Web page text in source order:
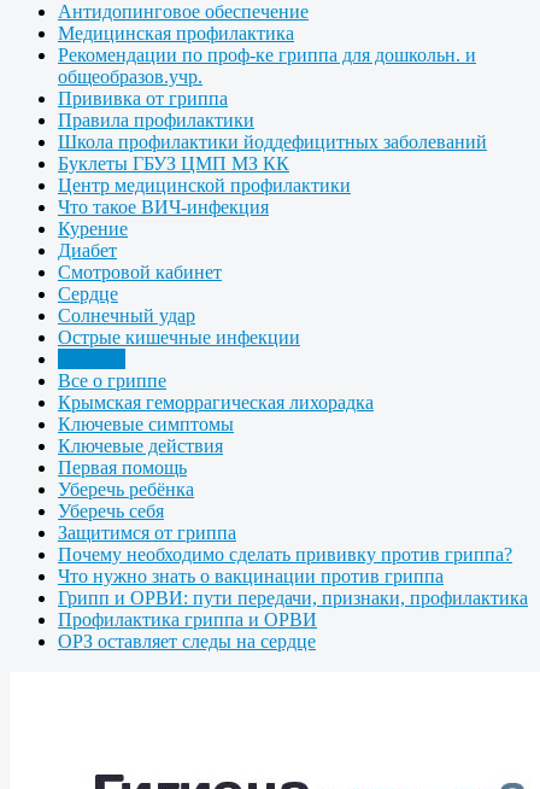
Антидопинговое обеспечение
Медицинская профилактика
Рекомендации по проф-ке гриппа для дошкольн. и
общеобразов.учр.
Прививка от гриппа
Правила профилактики
Школа профилактики йоддефицитных заболеваний
Буклеты ГБУЗ ЦМП МЗ КК
Центр медицинской профилактики
Что такое ВИЧ-инфекция
Курение
Диабет
Смотровой кабинет
Сердце
Солнечный удар
Острые кишечные инфекции
Все о гриппе
Крымская геморрагическая лихорадка
Ключевые симптомы
Ключевые действия
Первая помощь
Уберечь ребёнка
Уберечь себя
Защитимся от гриппа
Почему необходимо сделать прививку против гриппа?
Что нужно знать о вакцинации против гриппа
Грипп и ОРВИ: пути передачи, признаки, профилактика
Профилактика гриппа и ОРВИ
ОРЗ оставляет следы на сердце